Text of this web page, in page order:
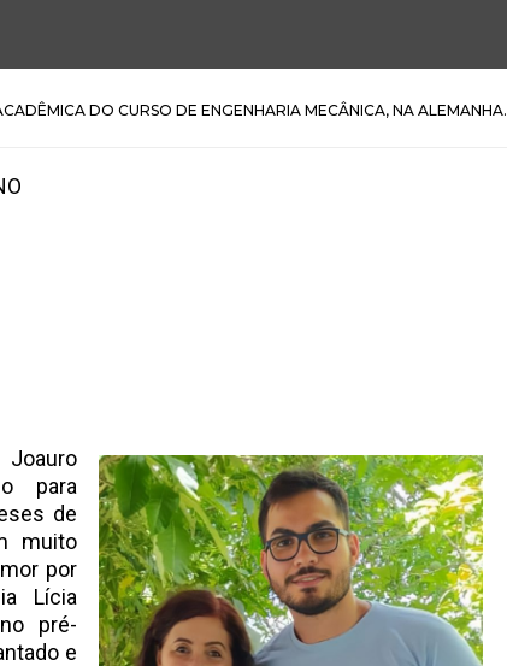
DO CURSO DE ENGENHARIA MECÂNICA, NA ALEMANHA.
para
de
muito
por
Lícia
pré-
e